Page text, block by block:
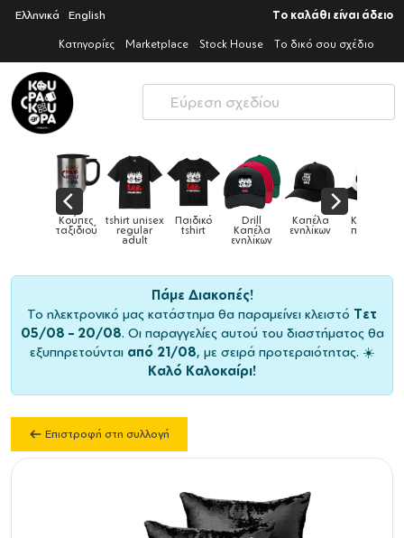
Ελληνικά English Το καλάθι είναι άδειο
Κατηγορίες Marketplace Stock House Το δικό σου σχέδιο
Drill
Καπέλα
Καπέλα
ενηλίκων
Καπέλα
παιδικά Κούπες Κούπες
ειδικές
Πάμε Διακοπές!
Το ηλεκτρονικό μας κατάστημα θα παραμείνει κλειστό Τετ
05/08 – 20/08. Οι παραγγελίες αυτού του διαστήματος θα
εξυπηρετούνται από 21/08, με σειρά προτεραιότητας. ☀️
Καλό Καλοκαίρι!
Επιστροφή στη συλλογή